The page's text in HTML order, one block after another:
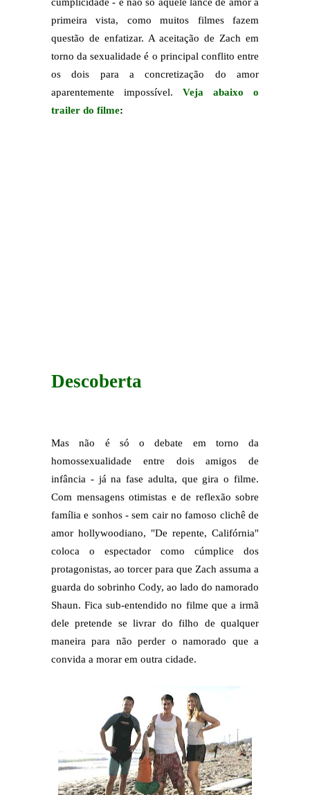
primeira vista, como muitos filmes fazem
questão de enfatizar. A aceitação de Zach em
torno da sexualidade é o principal conflito entre
os dois para a concretização do amor
aparentemente impossível.
Veja abaixo o
trailer do filme:
Descoberta
Mas não é só o debate em torno da
homossexualidade entre dois amigos de
infância - já na fase adulta, que gira o filme.
Com mensagens otimistas e de reflexão sobre
família e sonhos - sem cair no famoso clichê de
amor hollywoodiano, "De repente, Califórnia"
coloca o espectador como cúmplice dos
protagonistas, ao torcer para que Zach assuma a
guarda do sobrinho Cody, ao lado do namorado
Shaun. Fica sub-entendido no filme que a irmã
dele pretende se livrar do filho de qualquer
maneira para não perder o namorado que a
convida a morar em outra cidade.